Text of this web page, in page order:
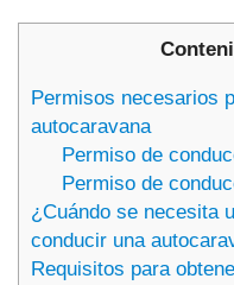
Permisos necesarios
autocaravana
Permiso de
Permiso de
¿Cuándo se necesita
conducir una
Requisitos para